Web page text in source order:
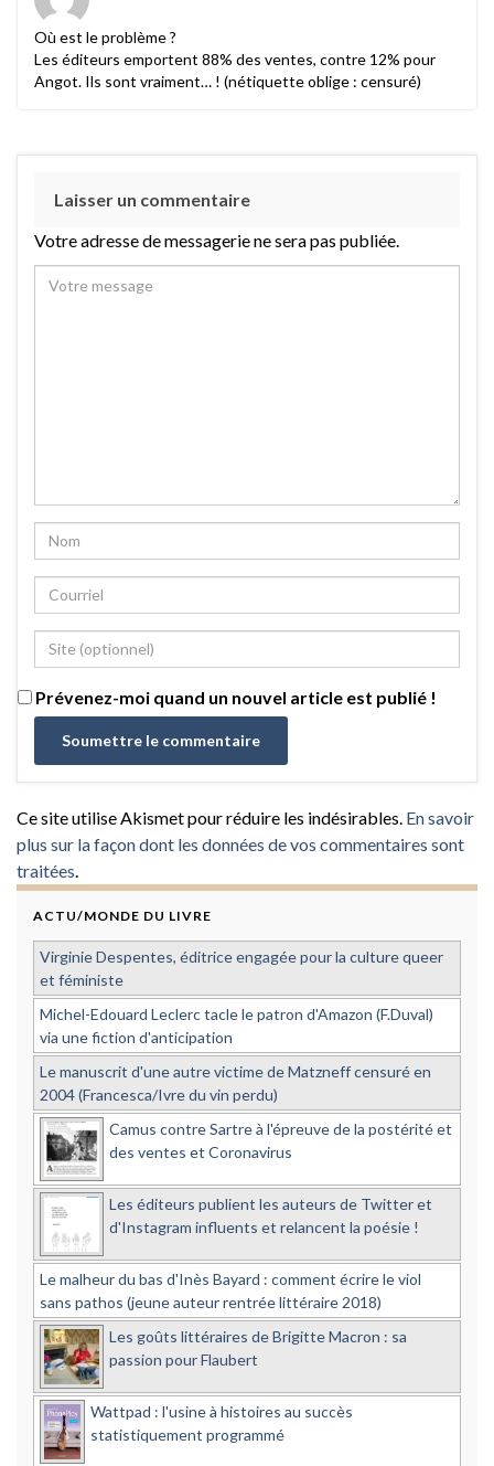
Où est le problème ?
Les éditeurs emportent 88% des ventes, contre 12% pour
Angot. Ils sont vraiment… ! (nétiquette oblige : censuré)
Laisser un commentaire
Votre adresse de messagerie ne sera pas publiée.
Prévenez-moi quand un nouvel article est publié !
Ce site utilise Akismet pour réduire les indésirables. En savoir
plus sur la façon dont les données de vos commentaires sont
traitées
ACTU/MONDE DU LIVRE
Virginie Despentes, éditrice engagée pour la culture queer
et féministe
Michel-Edouard Leclerc tacle le patron d'Amazon (F.Duval)
via une fiction d'anticipation
Le manuscrit d'une autre victime de Matzneff censuré en
2004 (Francesca/Ivre du vin perdu)
Camus contre Sartre à l'épreuve de la postérité et
des ventes et Coronavirus
Les éditeurs publient les auteurs de Twitter et
d'Instagram influents et relancent la poésie !
Le malheur du bas d'Inès Bayard : comment écrire le viol
sans pathos (jeune auteur rentrée littéraire 2018)
Les goûts littéraires de Brigitte Macron : sa
passion pour Flaubert
Wattpad : l'usine à histoires au succès
statistiquement programmé